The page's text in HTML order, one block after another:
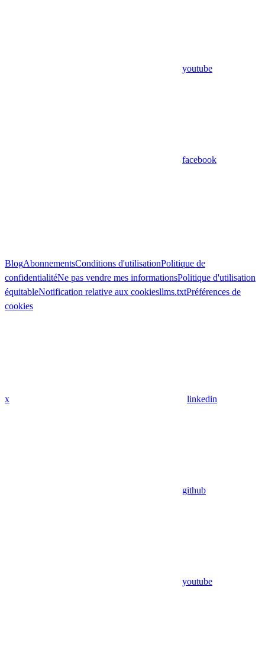
youtube
facebook
BlogAbonnementsConditions d'utilisationPolitique de
confidentialitéNe pas vendre mes informationsPolitique d'utilisation
équitableNotification relative aux cookiesllms.txtPréférences de
cookies
x linkedin
github
youtube